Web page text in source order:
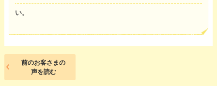
い。
前のお客さまの
声を読む